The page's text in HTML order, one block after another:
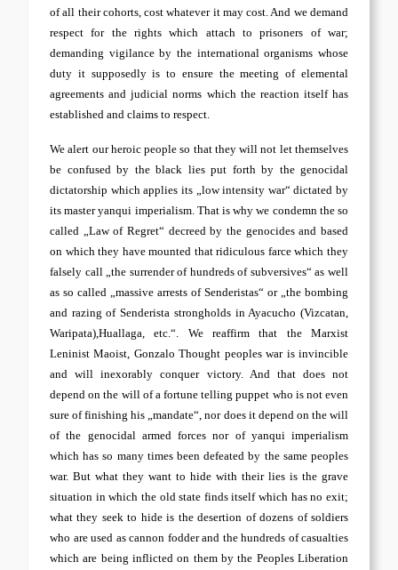
of all their cohorts, cost whatever it may cost. And we demand
respect for the rights which attach to prisoners of war;
demanding vigilance by the international organisms whose
duty it supposedly is to ensure the meeting of elemental
agreements and judicial norms which the reaction itself has
established and claims to respect.
We alert our heroic people so that they will not let themselves
be confused by the black lies put forth by the genocidal
dictatorship which applies its „low intensity war“ dictated by
its master yanqui imperialism. That is why we condemn the so
called „Law of Regret“ decreed by the genocides and based
on which they have mounted that ridiculous farce which they
falsely call „the surrender of hundreds of subversives“ as well
as so called „massive arrests of Senderistas“ or „the bombing
and razing of Senderista strongholds in Ayacucho (Vizcatan,
Waripata),Huallaga, etc.“. We reaffirm that the Marxist
Leninist Maoist, Gonzalo Thought peoples war is invincible
and will inexorably conquer victory. And that does not
depend on the will of a fortune telling puppet who is not even
sure of finishing his „mandate“, nor does it depend on the will
of the genocidal armed forces nor of yanqui imperialism
which has so many times been defeated by the same peoples
war. But what they want to hide with their lies is the grave
situation in which the old state finds itself which has no exit;
what they seek to hide is the desertion of dozens of soldiers
who are used as cannon fodder and the hundreds of casualties
which are being inflicted on them by the Peoples Liberation